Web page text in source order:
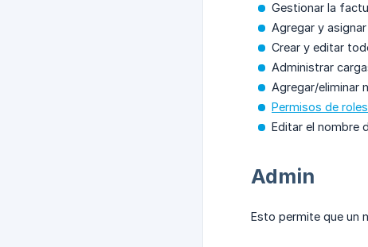
Gestionar la
Agregar y
Crear y editar
Administrar
Agregar/eliminar
Permisos de
Editar el nombre
Admin
Esto permite que un